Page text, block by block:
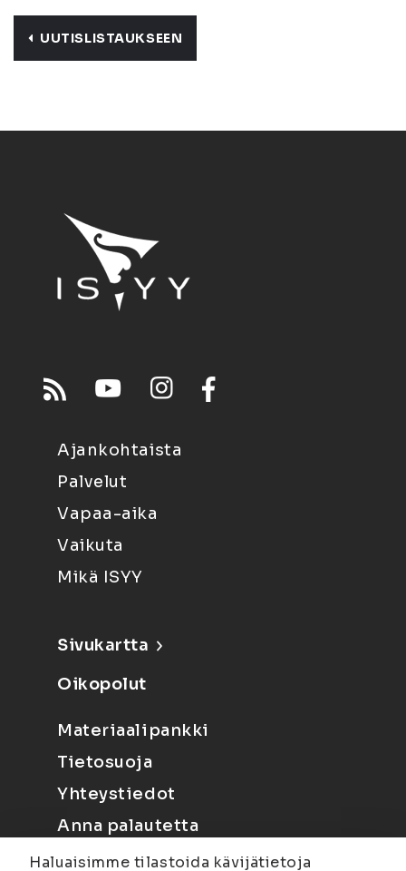
UUTISLISTAUKSEEN
Ajankohtaista
Palvelut
Vapaa-aika
Vaikuta
Mikä ISYY
Sivukartta
Oikopolut
Materiaalipankki
Tietosuoja
Yhteystiedot
Anna palautetta
Haluaisimme tilastoida kävijätietoja